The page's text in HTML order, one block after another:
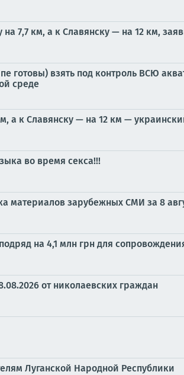
7,7 км, а к Славянску — на 12 км,
готовы) взять под контроль ВСЮ
среде
а к Славянску — на 12 км —
во время секса!!!
материалов зарубежных СМИ за 8
на 4,1 млн грн для
от николаевских граждан
Луганской Народной Республики